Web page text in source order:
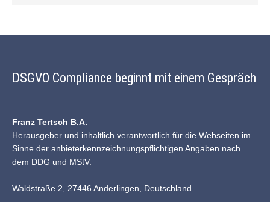
DSGVO Compliance beginnt mit einem Gespräch
Franz Tertsch B.A.
Herausgeber und inhaltlich verantwortlich für die Webseiten im
Sinne der anbieterkennzeichnungspflichtigen Angaben nach
dem DDG und MStV.
Waldstraße 2, 27446 Anderlingen, Deutschland